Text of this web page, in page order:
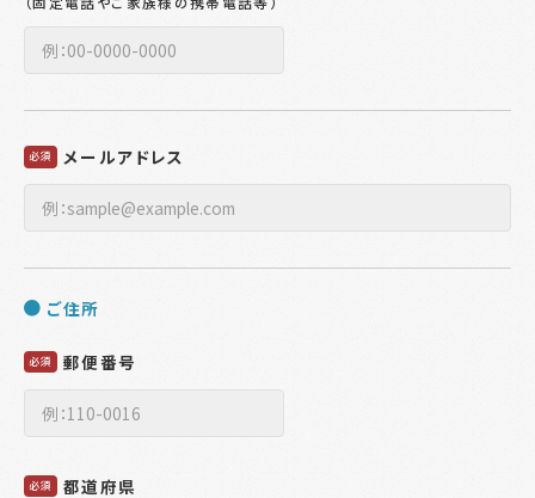
必須 メールアドレス
ご住所
必須 郵便番号
必須 都道府県